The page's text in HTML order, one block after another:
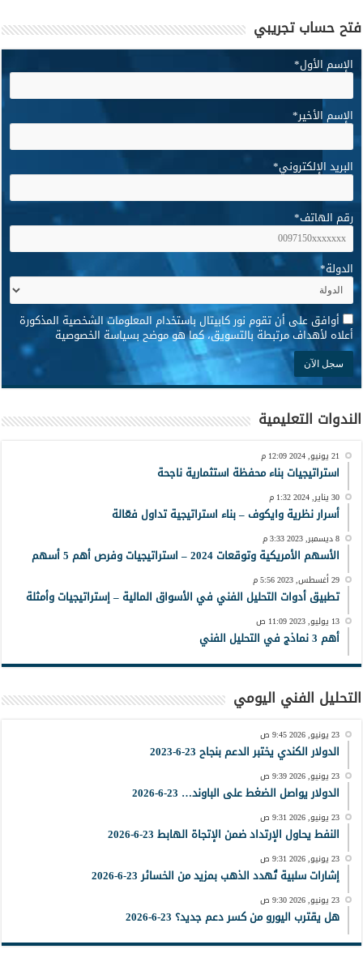
فتح حساب تجريبي
الإسم الأول*
الإسم الأخير*
البريد الإلكتروني*
رقم الهاتف*
الدولة*
* أوافق على أن تقوم نور كابيتال باستخدام المعلومات الشخصية المذكورة
أعلاه لأهداف مرتبطة بالتسويق، كما هو موضح بسياسة الخصوصية
الندوات التعليمية
21 يونيو, 2024 12:09 م
استراتيجيات بناء محفظة استثمارية ناجحة
30 يناير, 2024 1:32 م
أسرار نظرية وايكوف – بناء استراتيجية تداول فعّالة
8 ديسمبر, 2023 3:33 م
الأسهم الأمريكية وتوقعات 2024 – استراتيجيات وفرص أهم 5 أسهم
29 أغسطس, 2023 5:56 م
تطبيق أدوات التحليل الفني في الأسواق المالية – إستراتيجيات وأمثلة
13 يوليو, 2023 11:09 ص
أهم 3 نماذج في التحليل الفني
التحليل الفني اليومي
23 يونيو, 2026 9:45 ص
الدولار الكندي يختبر الدعم بنجاح 23-6-2023
23 يونيو, 2026 9:39 ص
الدولار يواصل الضغط على الباوند… 23-6-2026
23 يونيو, 2026 9:31 ص
النفط يحاول الإرتداد ضمن الإتجاة الهابط 23-6-2026
23 يونيو, 2026 9:31 ص
إشارات سلبية تُهدد الذهب بمزيد من الخسائر 23-6-2026
23 يونيو, 2026 9:30 ص
هل يقترب اليورو من كسر دعم جديد؟ 23-6-2026